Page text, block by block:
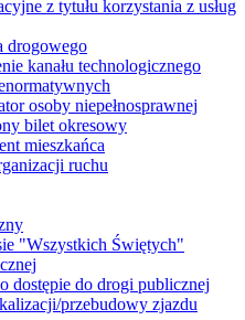
z tytułu korzystania z usług
drogowego
kanału technologicznego
osoby niepełnosprawnej
bilet okresowy
mieszkańca
ruchu
"Wszystkich Świętych"
dostępie do drogi publicznej
przebudowy zjazdu